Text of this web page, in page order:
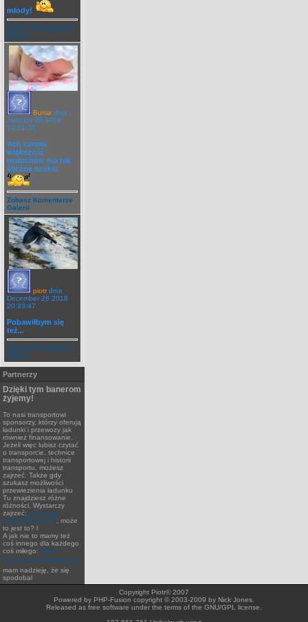
młody!
Zobacz Komentarze
Galerii
Bunia dnia
January 30 2019
14:51:30
Ach czemu
większość
maluchów ma tak
śliczne oczka!
Zobacz Komentarze
Galerii
piotr dnia
December 28 2018
20:33:47
Pobawiłbym się
też...
Zobacz Komentarze
Galerii
Partnerzy
Dzięki tym banerom
żyjemy!
To nasi transportowi
sponsorzy, którzy oferują
ładunki i przewozy jak
również finansowanie.
Jeżeli więc lubisz czytać
o transporcie, technice
transportowej i historii
transportu, możesz
zajrzeć. Także gdy
szukasz możliwości
przewiezienia ładunku
Tu znajdziesz różne
różności. Wystarczy
zajrzeć: przewozy
międzynarodowe , może
to jest to? l
A jak nie to mamy też
coś innego dla każdego
coś miłego: Blog
powięcony transportowi
mam nadzieję, że się
spodobal
Copyright Piotr© 2007
Powered by PHP-Fusion copyright © 2003-2009 by Nick Jones.
Released as free software under the terms of the GNU/GPL license.